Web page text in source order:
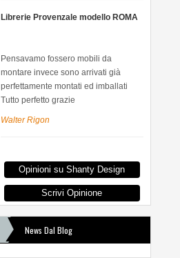
Librerie Provenzale modello ROMA
Pensavamo fossero mobili da
montare invece sono arrivati già
perfettamente montati ed imballati
Tutto perfetto grazie
Walter Rigon
Opinioni su Shanty Design
Scrivi Opinione
News Dal Blog